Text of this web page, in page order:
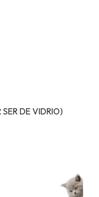
DE VIDRIO)